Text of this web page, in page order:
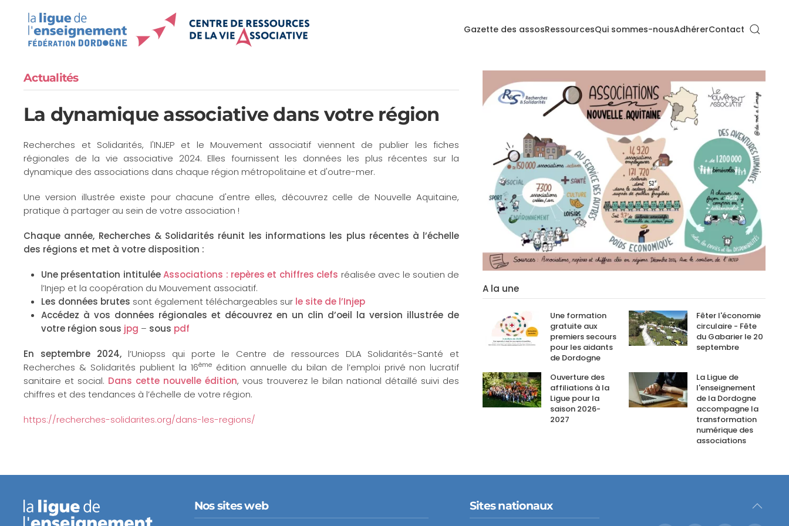
Accéder au contenu principal Gazette des assosRessourcesQui sommes-nousAdhérerContact
Actualités
La dynamique associative dans votre région
Recherches et Solidarités, l'INJEP et le Mouvement associatif viennent de publier les fiches
régionales de la vie associative 2024. Elles fournissent les données les plus récentes sur la
dynamique des associations dans chaque région métropolitaine et d'outre-mer.
Une version illustrée existe pour chacune d'entre elles, découvrez celle de Nouvelle Aquitaine,
pratique à partager au sein de votre association !
Chaque année, Recherches & Solidarités réunit les informations les plus récentes à l’échelle
des régions et met à votre disposition :
Une présentation intituléeAssociations : repères et chiffres clefs réalisée avec le soutien de
l’Injep et la coopération du Mouvement associatif.
Les données brutes sont également téléchargeables sur le site de l’Injep
Accédez à vos données régionales et découvrez en un clin d’oeil la version illustrée de
votre région sous jpg – sous pdf
En septembre 2024, l’Uniopss qui porte le Centre de ressources DLA Solidarités-Santé et
Recherches & Solidarités publient la 16èmeédition annuelle du bilan de l’emploi privé non lucratif
sanitaire et social. Dans cette nouvelle édition, vous trouverez le bilan national détaillé suivi des
chiffres et des tendances à l’échelle de votre région.
https://recherches-solidarites.org/dans-les-regions/
A la une
Une formation
gratuite aux
premiers secours
pour les aidants
de Dordogne
Fêter l'économie
circulaire - Fête
du Gabarier le 20
septembre
Ouverture des
affiliations à la
Ligue pour la
saison 2026-
2027
La Ligue de
l'enseignement
de la Dordogne
accompagne la
transformation
numérique des
associations
Nos sites web Sites nationaux